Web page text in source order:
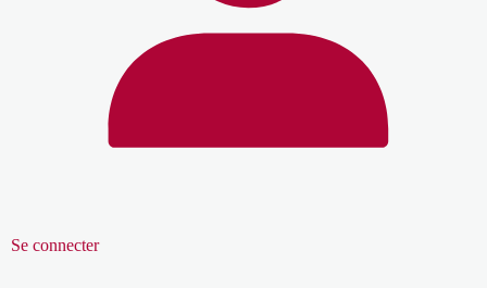
Se connecter